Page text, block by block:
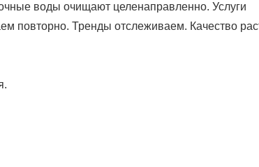
воды очищают целенаправленно. Услуги
повторно. Тренды отслеживаем. Качество